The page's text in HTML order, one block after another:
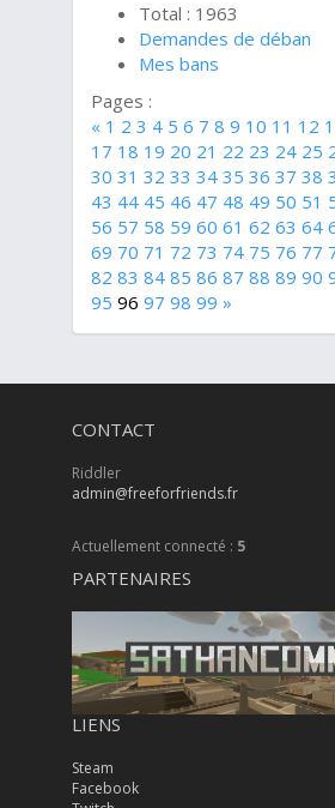
Total : 1963
Demandes de déban
Mes bans
Pages :
« 1 2 3 4 5 6 7 8 9 10 11 12
17 18 19 20 21 22 23 24 25
30 31 32 33 34 35 36 37 38
43 44 45 46 47 48 49 50 51
56 57 58 59 60 61 62 63 64
69 70 71 72 73 74 75 76 77
82 83 84 85 86 87 88 89 90
95 96 97 98 99 »
CONTACT
Riddler
admin@freeforfriends.fr
Actuellement connecté : 5
PARTENAIRES
LIENS
Steam
Facebook